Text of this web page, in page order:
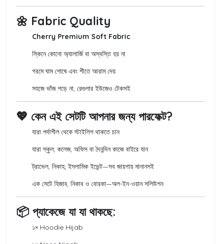
🌼 Fabric Quality
Cherry Premium Soft Fabric
স্কিনে কোনো অ্যালার্জি বা অস্বস্তি হয় না
গরমে ঘাম শোষে এবং শীতে আরাম দেয়
সহজে ভাঁজ পড়ে না, রেগুলার ইউজেও টেকসই
💖 কেন এই সেটটি আপনার জন্য পারফেক্ট?
যারা পর্দাশীল থেকে স্টাইলিশ থাকতে চান
যারা স্কুল, কলেজ, অফিস বা দৈনন্দিন কাজে বাইরে যান
ট্রাভেল, নিকাহ, ইসলামিক ইভেন্ট—সব জায়গায় মানানসই
এক সেটে হিজাব, নিকাব ও বোরকা—অল-ইন-ওয়ান সলিউশন
📦 প্যাকেজে যা যা থাকছে:
১× Hoodie Hijab